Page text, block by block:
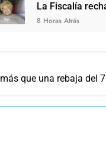
Fiscalía rechazó el
Horas Atrás
que una rebaja del